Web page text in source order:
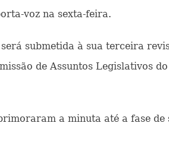
voz na sexta-feira.
submetida à sua terceira
de Assuntos Legislativos
a minuta até a fase